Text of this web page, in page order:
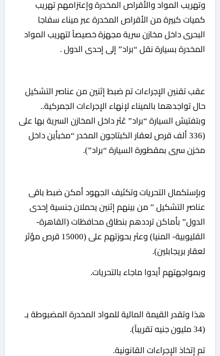
وتهريب المواد والأقراص المخدرة وإعتزامهم تهريب
كميات كبيرة من الأقراص المخدرة عبر ميناء سفاجا
البحرى داخل مخازن سرية مجهزة خصيصاً لتهريب المواد
المخدرة بسيارة نقل “براد” إلى إحدى الدول .
عقب تقنين الإجراءات تم ضبط إثنين من عناصر التشكيل
حال تواجدهما بالميناء لإنهاء الإجراءات الجمركية..
وبتفتيش السيارة “براد” عُثر داخل المخازن السرية بها على
(336 ألف قرص لعقار الكبتاجون المخدر “مخبأين داخل
مخزن سرى بمقطورة السيارة “براد”).
وبإستكمال التحريات وتكثيف الجهود أمكن ضبط باقى
عناصر التشكيل ” من بينهم إثنين يحملان جنسية إحدى
الدول” بأماكن ترددهم بنطاق محافظات (القاهرة-
القليوبية- المنيا) وعثر بحوزتهم على (15000 قرص مؤثر
لعقار بريجابلين).
وبمواجهتهم أيدوا ماجاء بالتحريات.
هذا وتقدر القيمة المالية للمواد المخدرة المضبوطة بـ
(34 مليون جنيه تقريباً).
تم إتخاذ الإجراءات القانونية.